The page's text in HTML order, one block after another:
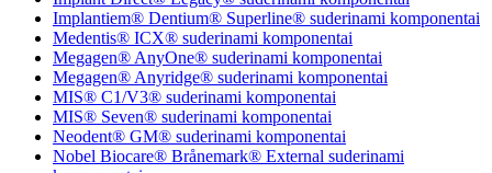
Implantiem® Dentium® Superline® suderinami komponentai
Medentis® ICX® suderinami komponentai
Megagen® AnyOne® suderinami komponentai
Megagen® Anyridge® suderinami komponentai
MIS® C1/V3® suderinami komponentai
MIS® Seven® suderinami komponentai
Neodent® GM® suderinami komponentai
Nobel Biocare® Brånemark® External suderinami